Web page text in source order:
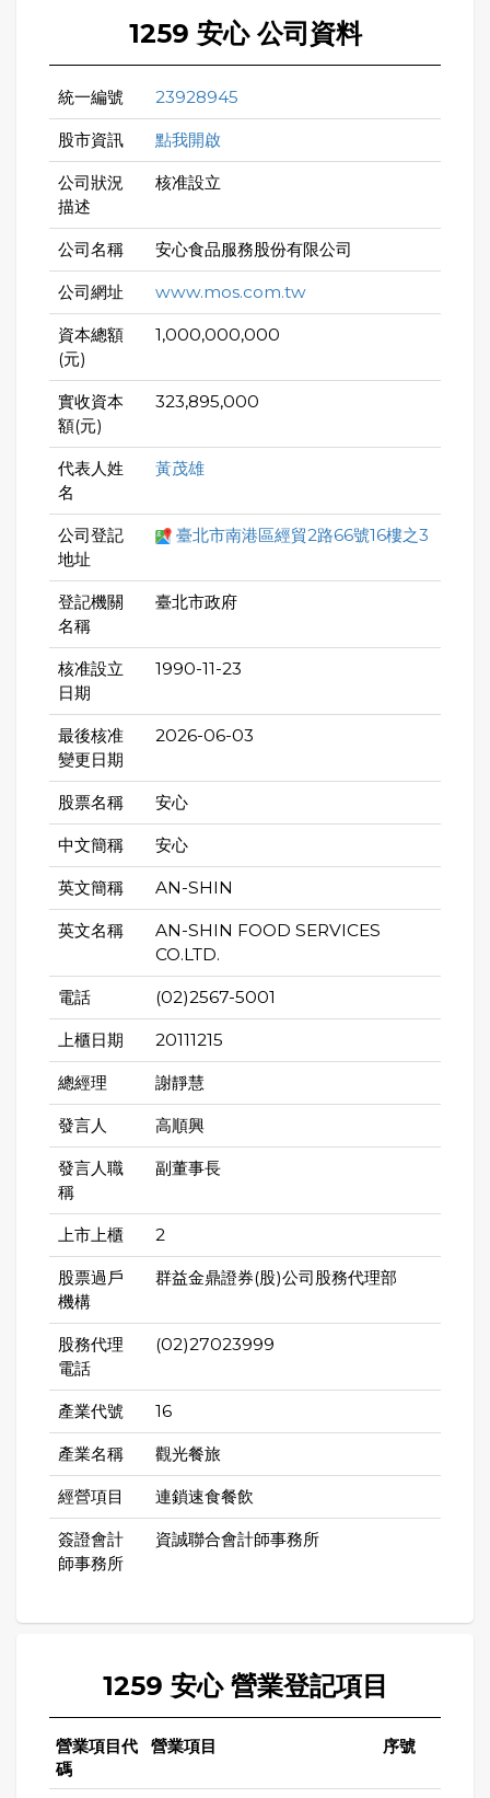
1259 安心 公司資料
統一編號 23928945
股市資訊 點我開啟
公司狀況
描述
核准設立
公司名稱 安心食品服務股份有限公司
公司網址 www.mos.com.tw
資本總額
(元)
1,000,000,000
實收資本
額(元)
323,895,000
代表人姓
名
黃茂雄
公司登記
地址
臺北市南港區經貿2路66號16樓之3
登記機關
名稱
臺北市政府
核准設立
日期
1990-11-23
最後核准
變更日期
2026-06-03
股票名稱 安心
中文簡稱 安心
英文簡稱 AN-SHIN
英文名稱
AN-SHIN FOOD SERVICES
CO.LTD.
電話 (02)2567-5001
上櫃日期 20111215
總經理 謝靜慧
發言人 高順興
發言人職
稱
副董事長
上市上櫃 2
股票過戶
機構
群益金鼎證券(股)公司股務代理部
股務代理
電話
(02)27023999
產業代號 16
產業名稱 觀光餐旅
經營項目 連鎖速食餐飲
簽證會計
師事務所
資誠聯合會計師事務所
1259 安心 營業登記項目
營業項目代
碼
營業項目 序號